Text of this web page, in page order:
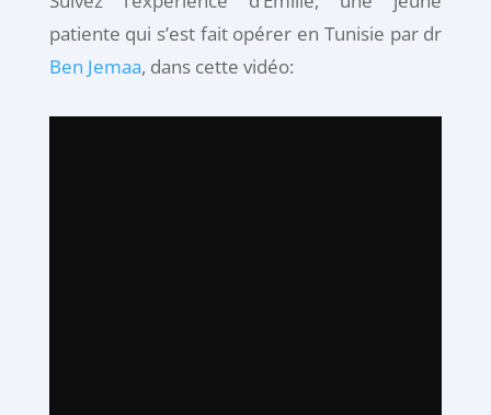
patiente qui s’est fait opérer en Tunisie par dr
Ben Jemaa, dans cette vidéo: